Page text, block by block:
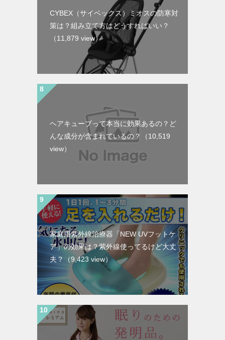
CYBEX（サイベックス）ミオスの防寒対
策は？組み立て方はどうすればいい？
（11,879 view）
ヘアキューブって本当に効果あるの？ど
んな成分が含まれているの？
（10,519
view）
家庭用紫外線治療器「NEW UVフットケ
ア」の効果は？紫外線使ってるけど大丈
夫？
（9,423 view）